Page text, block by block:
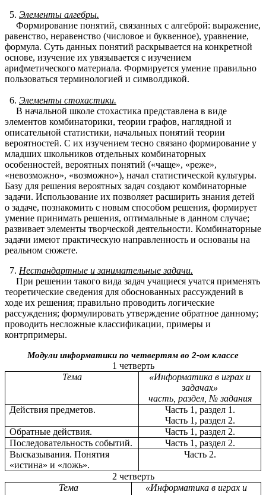
Элементы алгебры.
Формирование понятий, связанных с алгеброй: выражение,
равенство, неравенство (числовое и буквенное), уравнение,
формула. Суть данных понятий раскрывается на конкретной
основе, изучение их увязывается с изучением
арифметического материала. Формируется умение правильно
пользоваться терминологией и символдикой.
Элементы стохастики.
В начальной школе стохастика представлена в виде
элементов комбинаторики, теории графов, наглядной и
описательной статистики, начальных понятий теории
вероятностей. С их изучением тесно связано формирование у
младших школьников отдельных комбинаторных
особенностей, вероятных понятий («чаще», «реже»,
«невозможно», «возможно»), начал статистической культуры.
Базу для решения вероятных задач создают комбинаторные
задачи. Использование их позволяет расширить знания детей
о задаче, познакомить с новым способом решения, формирует
умение принимать решения, оптимальные в данном случае;
развивает элементы творческой деятельности. Комбинаторные
задачи имеют практическую направленность и основаны на
реальном сюжете.
Нестандартные и занимательные задачи.
При решении такого вида задач учащиеся учатся применять
теоретические сведения для обоснованных рассуждений в
ходе их решения; правильно проводить логические
рассуждения; формулировать утверждение обратное данному;
проводить несложные классификации, примеры и
контрпримеры.
Модули информатики по четвертям во 2-ом классе
1 четверть
Тема
«Информатика в играх и
задачах»
часть, раздел, № задания
Действия предметов.
Часть 1, раздел 1.
Часть 1, раздел 2.
Обратные действия.
Часть 1, раздел 2.
Последовательность событий.
Часть 1, раздел 2.
Высказывания. Понятия
«истина» и «ложь».
Часть 2.
2 четверть
Тема
«Информатика в играх и